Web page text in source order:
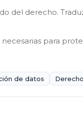
del derecho.
para
de datos